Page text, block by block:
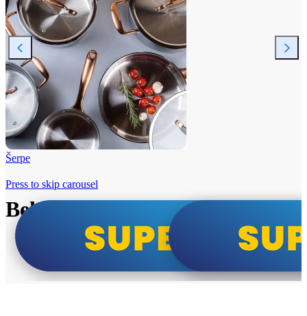
Šerpe
Beko i Tesla super cene
Press to skip carousel